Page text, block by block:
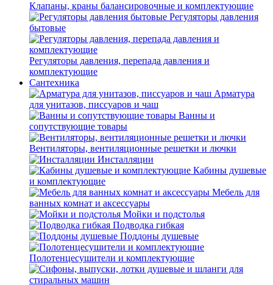
Клапаны, краны балансировочные и комплектующие
Регуляторы давления
бытовые
Регуляторы давления, перепада давления и
комплектующие
Сантехника
Арматура
для унитазов, писсуаров и чаш
Ванны и
сопутствующие товары
Вентиляторы, вентиляционные решетки и лючки
Инсталляции
Кабины душевые
и комплектующие
Мебель для
ванных комнат и аксессуары
Мойки и подстолья
Подводка гибкая
Поддоны душевые
Полотенцесушители и комплектующие